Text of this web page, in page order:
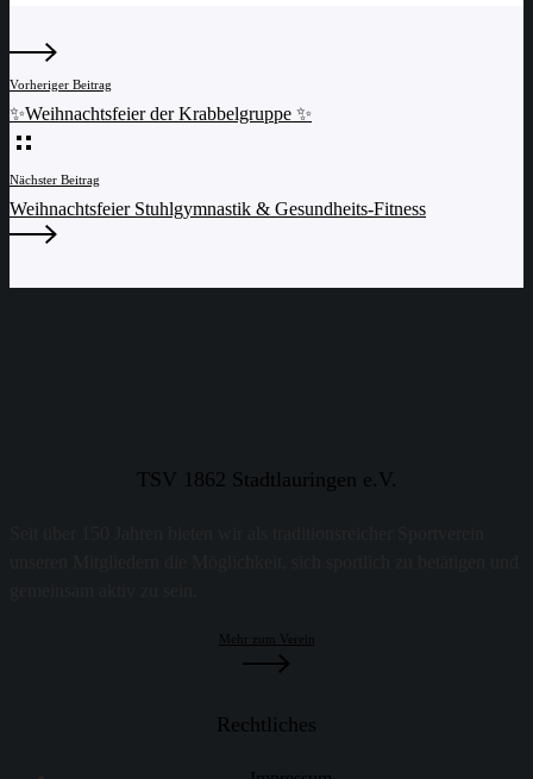
Vorheriger Beitrag
✨Weihnachtsfeier der Krabbelgruppe ✨
Nächster Beitrag
Weihnachtsfeier Stuhlgymnastik & Gesundheits-Fitness
TSV 1862 Stadtlauringen e.V.
Mehr zum Verein
Rechtliches